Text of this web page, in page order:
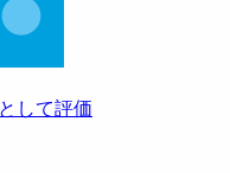
して評価